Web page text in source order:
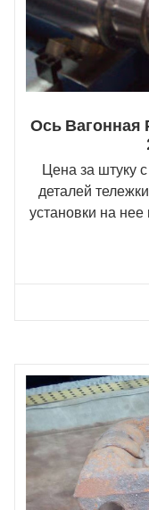
Ось Вагонная
Цена за штуку
деталей
установки на